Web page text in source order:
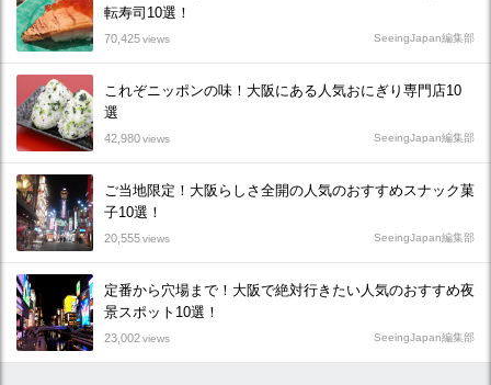
転寿司10選！
70,425views SeeingJapan編集部
これぞニッポンの味！大阪にある人気おにぎり専門店10
選
42,980views SeeingJapan編集部
ご当地限定！大阪らしさ全開の人気のおすすめスナック菓
子10選！
20,555views SeeingJapan編集部
定番から穴場まで！大阪で絶対行きたい人気のおすすめ夜
景スポット10選！
23,002views SeeingJapan編集部